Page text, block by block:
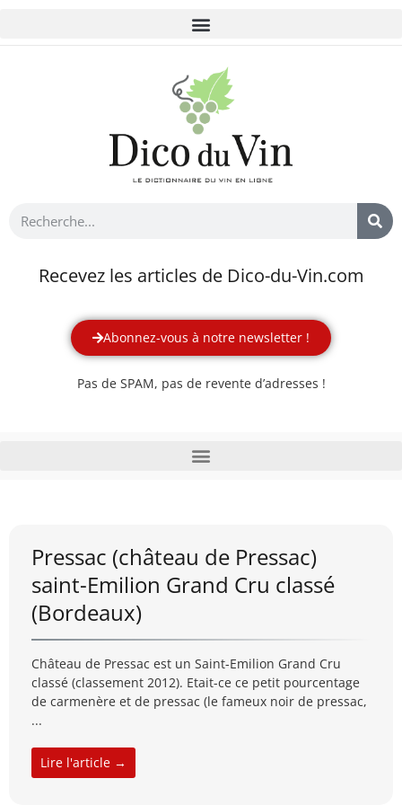
Recevez les articles de Dico-du-Vin.com
Abonnez-vous à notre newsletter !
Pas de SPAM, pas de revente d’adresses !
Pressac (château de Pressac)
saint-Emilion Grand Cru classé
(Bordeaux)
Château de Pressac est un Saint-Emilion Grand Cru
classé (classement 2012). Etait-ce ce petit pourcentage
de carmenère et de pressac (le fameux noir de pressac,
...
Lire l'article →